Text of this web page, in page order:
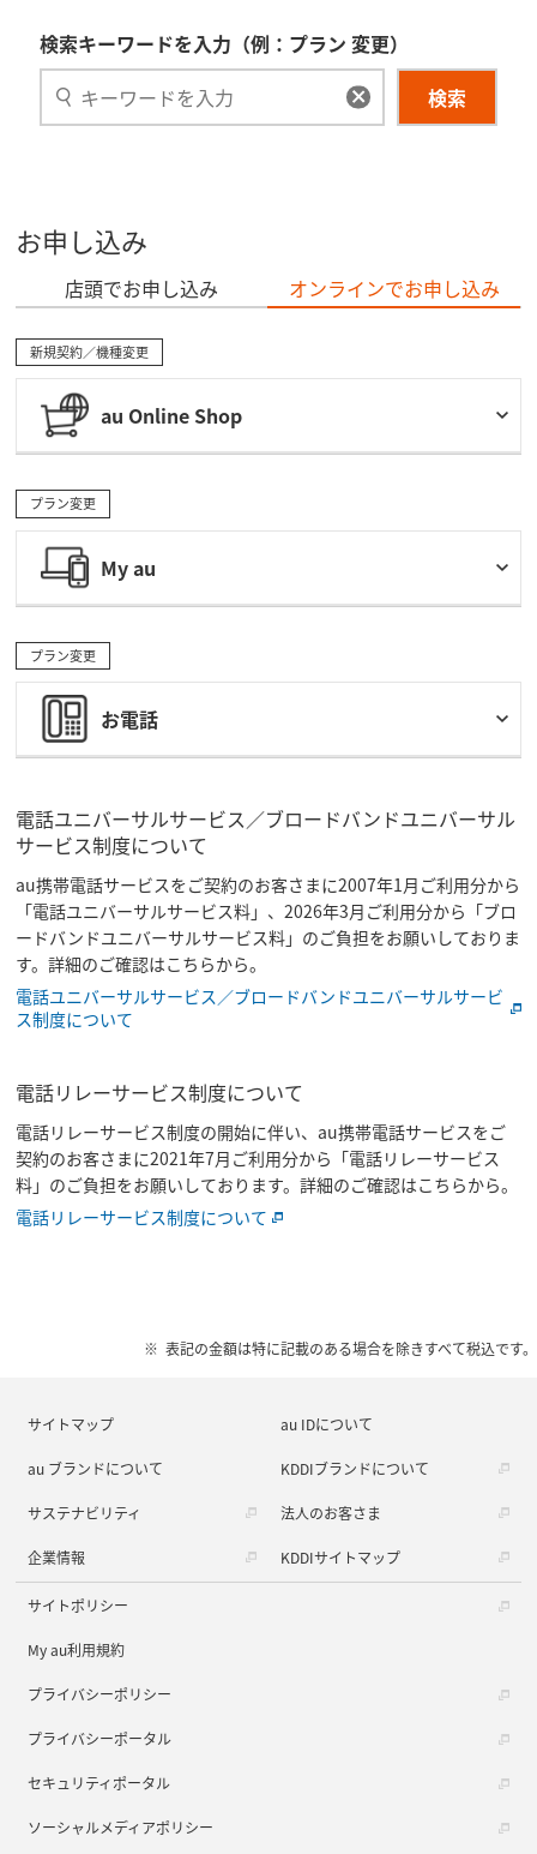
検索キーワードを入力（例：プラン 変更）
検索
お申し込み
店頭でお申し込み オンラインでお申し込み
新規契約／機種変更
au Online Shop
プラン変更
My au
プラン変更
お電話
電話ユニバーサルサービス／ブロードバンドユニバーサル
サービス制度について
au携帯電話サービスをご契約のお客さまに2007年1月ご利用分から
「電話ユニバーサルサービス料」、2026年3月ご利用分から「ブロ
ードバンドユニバーサルサービス料」のご負担をお願いしておりま
す。詳細のご確認はこちらから。
電話ユニバーサルサービス／ブロードバンドユニバーサルサービ
ス制度について
電話リレーサービス制度について
電話リレーサービス制度の開始に伴い、au携帯電話サービスをご
契約のお客さまに2021年7月ご利用分から「電話リレーサービス
料」のご負担をお願いしております。詳細のご確認はこちらから。
電話リレーサービス制度について
表記の金額は特に記載のある場合を除きすべて税込です。
サイトマップ au IDについて
au ブランドについて KDDIブランドについて
サステナビリティ 法人のお客さま
企業情報 KDDIサイトマップ
サイトポリシー
My au利用規約
プライバシーポリシー
プライバシーポータル
セキュリティポータル
ソーシャルメディアポリシー